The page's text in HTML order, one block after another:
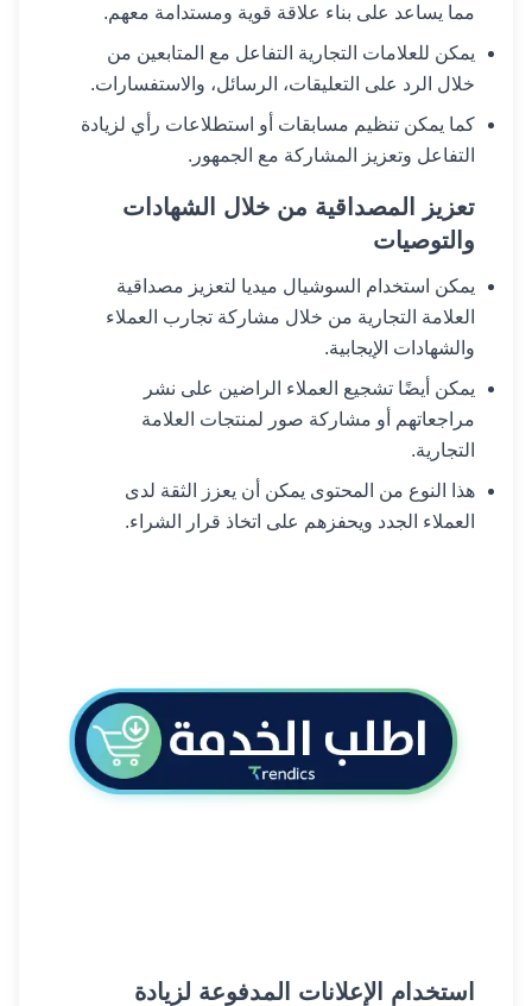
مما يساعد على بناء علاقة قوية ومستدامة معهم.
يمكن للعلامات التجارية التفاعل مع المتابعين من
خلال الرد على التعليقات، الرسائل، والاستفسارات.
كما يمكن تنظيم مسابقات أو استطلاعات رأي لزيادة
التفاعل وتعزيز المشاركة مع الجمهور.
تعزيز المصداقية من خلال الشهادات
والتوصيات
يمكن استخدام السوشيال ميديا لتعزيز مصداقية
العلامة التجارية من خلال مشاركة تجارب العملاء
والشهادات الإيجابية.
يمكن أيضًا تشجيع العملاء الراضين على نشر
مراجعاتهم أو مشاركة صور لمنتجات العلامة
التجارية.
هذا النوع من المحتوى يمكن أن يعزز الثقة لدى
العملاء الجدد ويحفزهم على اتخاذ قرار الشراء.
استخدام الإعلانات المدفوعة لزيادة